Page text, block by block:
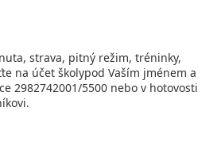
strava, pitný režim, tréninky,
na účet školypod Vaším jménem a
2982742001/5500 nebo v hotovosti